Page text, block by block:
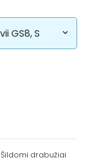
Šildomi drabužiai